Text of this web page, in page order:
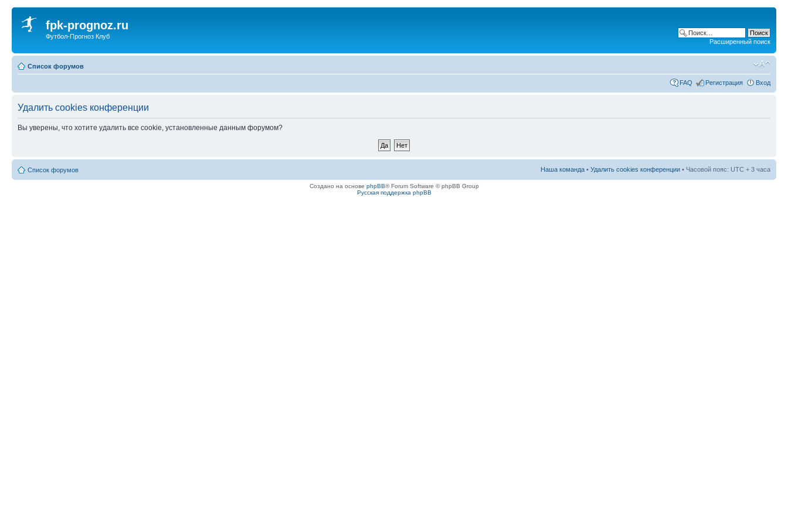
fpk-prognoz.ru
Футбол-Прогноз Клуб
Расширенный поиск
Список форумов
FAQ Регистрация Вход
Удалить cookies конференции
Вы уверены, что хотите удалить все cookie, установленные данным форумом?
Список форумов Наша команда • Удалить cookies конференции • Часовой пояс: UTC + 3 часа
Создано на основе phpBB® Forum Software © phpBB Group
Русская поддержка phpBB